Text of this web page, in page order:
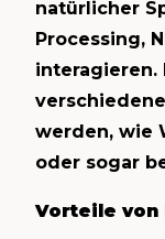
natürlicher
Processing,
interagieren.
werden, wie
oder sogar
Vorteile von